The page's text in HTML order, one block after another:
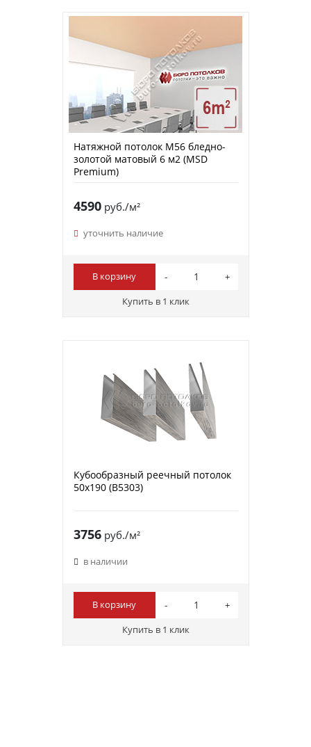
Натяжной потолок M56 бледно-
золотой матовый 6 м2 (MSD
Premium)
4590руб./м²
уточнить наличие
В корзину
Купить в 1 клик
Кубообразный реечный потолок
50х190 (B5303)
3756руб./м²
в наличии
В корзину
Купить в 1 клик